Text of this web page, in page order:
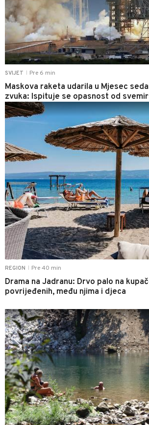
SVIJET Pre 6 min
Maskova raketa udarila u Mjesec
zvuka: Ispituje se opasnost od
REGION Pre 40 min
Drama na Jadranu: Drvo palo na
povrijeđenih, među njima i djeca